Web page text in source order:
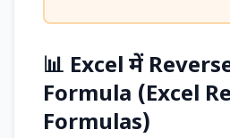
📊 Excel में
Formula (Excel
Formulas)